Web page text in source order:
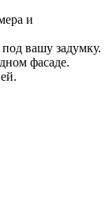
и
вашу задумку.
фасаде.